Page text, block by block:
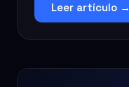
Leer artículo →